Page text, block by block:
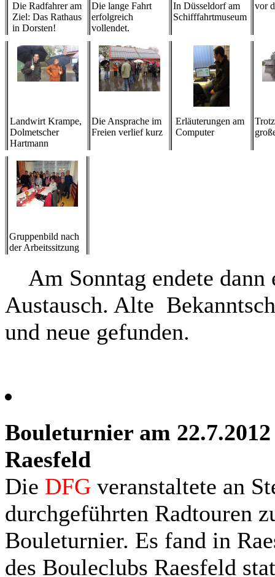
Die Radfahrer am
Ziel: Das Rathaus
in Dorsten!
Die lange Fahrt
erfolgreich
vollendet.
In Düsseldorf am
Schifffahrtmuseum
vor
Landwirt Krampe,
Dolmetscher
Hartmann
Die Ansprache im
Freien verlief kurz
Erläuterungen am
Computer
Gruppenbild nach
der Arbeitssitzung
Am Sonntag endete dann
Austausch. Alte
und neue gefunden.
Bouleturnier am
Raesfeld
Die DFG veranstaltete an
durchgeführten Radtouren
Bouleturnier. Es fand in
des Bouleclubs Raesfeld